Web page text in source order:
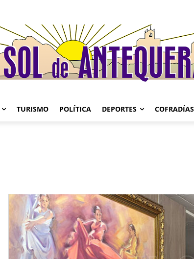
TURISMO POLÍTICA DEPORTES COFRADÍAS